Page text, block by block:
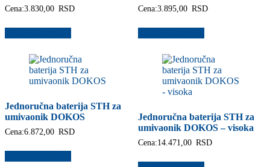
Cena:3.830,00 RSD Cena:3.895,00 RSD
Jednoručna baterija STH za
umivaonik DOKOS
Cena:6.872,00 RSD
Jednoručna baterija STH za
umivaonik DOKOS – visoka
Cena:14.471,00 RSD